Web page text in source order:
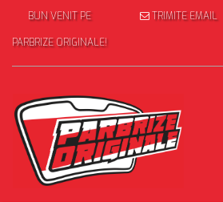
BUN VENIT PE
PARBRIZE ORIGINALE!
TRIMITE EMAIL